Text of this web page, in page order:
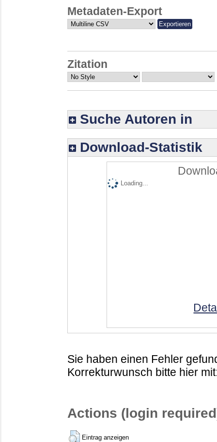
Metadaten-Export
Zitation
Suche Autoren in
Download-Statistik
Loading...
Sie haben einen Fehler
Korrekturwunsch bitte hier
Actions (login
Eintrag anzeigen